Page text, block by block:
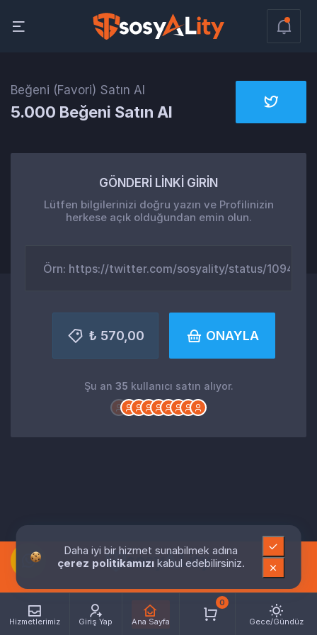
Hizmetlerimiz Giriş Yap Ana Sayfa
0
Gece/Gündüz
Beğeni (Favori) Satın Al
5.000 Beğeni Satın Al
GÖNDERİ LİNKİ GİRİN
Lütfen bilgilerinizi doğru yazın ve Profilinizin
herkese açık olduğundan emin olun.
₺ 570,00 ONAYLA
Şu an 35 kullanıcı satın alıyor.
Daha iyi bir hizmet sunabilmek adına
çerez politikamızı kabul edebilirsiniz.